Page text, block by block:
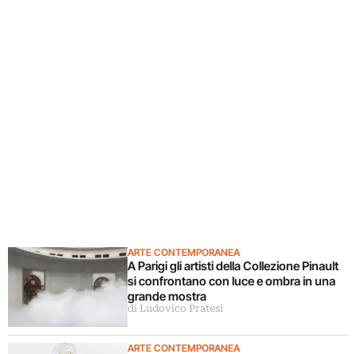
ARTE CONTEMPORANEA
A Parigi gli artisti della Collezione Pinault
si confrontano con luce e ombra in una
grande mostra
di Ludovico Pratesi
ARTE CONTEMPORANEA